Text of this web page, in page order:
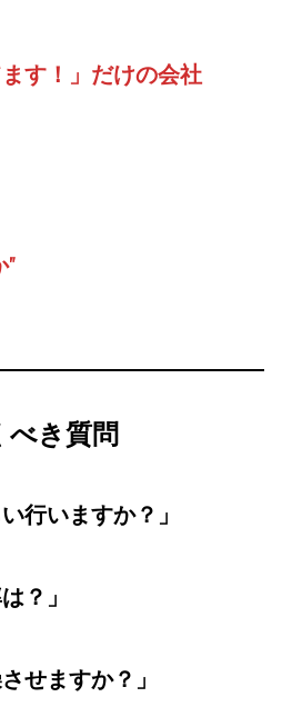
す！」だけの会社
べき質問
行いますか？」
？」
せますか？」